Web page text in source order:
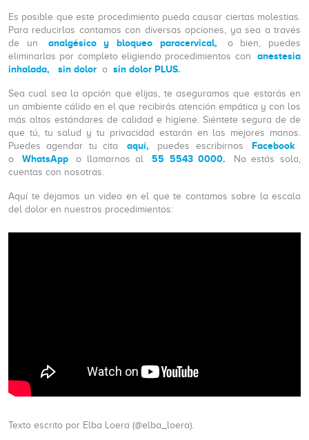
Es posible que este procedimiento pueda causar ciertas molestias.
Para reducirlas contamos con diversas opciones, ya sea a través
de un
analgésico y bloqueo paracervical,
o bien, puedes
eliminarlas por completo eligiendo procedimientos con
anestesia
inhalada,
sin dolor o sin dolor PLUS.
Sea cual sea la opción que elijas, te aseguramos que estarás en
un ambiente cálido en el que recibirás atención empática y con los
más altos estándares de calidad e higiene. Siéntete segura de de
que tú, tu salud y tu privacidad estarán en las mejores manos.
Puedes agendar tu cita
aquí, puedes escribirnos Facebook
o WhatsApp o llamarnos al 55 5543 0000.
No estás sola,
cuentas con nosotras.
Aquí te dejamos un video en el que te contamos sobre la escala
del dolor en nuestros procedimientos:
Texto escrito por Elba Loera (@elba_loera).